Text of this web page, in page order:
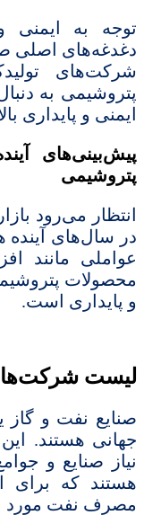
توجه به ایمنی
دغدغه‌های اصلی
شرکت‌های
پتروشیمی به
ایمنی و پایداری
پیش‌بینی‌های
پتروشیمی
انتظار می‌رود
در سال‌های آینده
عواملی مانند
محصولات
و پایداری است.
لیست شرکت‌های
صنایع نفت و
جهانی هستند.
نیاز صنایع و
هستند که برای
مصرف نفت مورد